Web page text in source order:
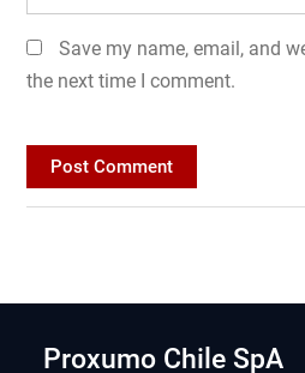
Save my name, email, and
the next time I comment.
Proxumo Chile SpA